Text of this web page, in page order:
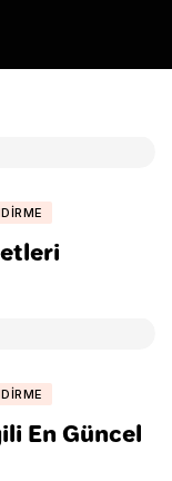
En Güncel